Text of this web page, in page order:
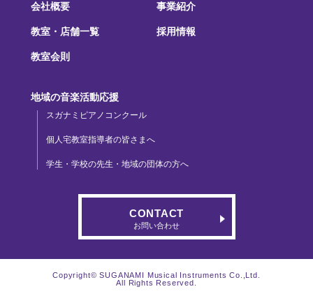
会社概要 事業紹介
教室・店舗一覧 採用情報
教室会則
地域の音楽活動応援
スガナミピアノコンクール
個人宅教室指導者の皆さまへ
学生・学校の先生・地域の団体の方へ
CONTACT
お問い合わせ
Copyright© SUGANAMI Musical Instruments Co.,Ltd.
All Rights Reserved.